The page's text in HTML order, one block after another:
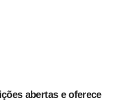
abertas e oferece